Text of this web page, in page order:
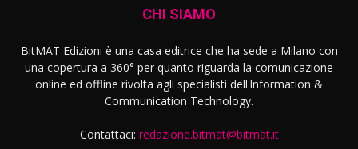
CHI SIAMO
BitMAT Edizioni è una casa editrice che ha sede a Milano con
una copertura a 360° per quanto riguarda la comunicazione
online ed offline rivolta agli specialisti dell'lnformation &
Communication Technology.
Contattaci: redazione.bitmat@bitmat.it